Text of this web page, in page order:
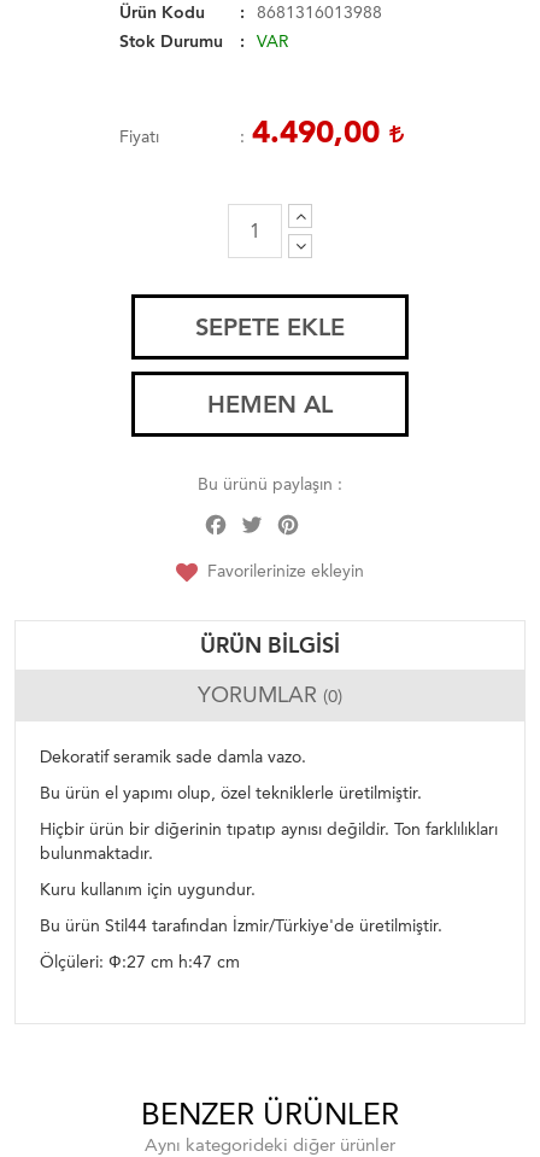
Ürün Kodu
8681316013988
Stok Durumu
VAR
Fiyatı 4.490,00
SEPETE EKLE
HEMEN AL
Bu ürünü paylaşın :
Facebook
Twitter
Favorilerinize ekleyin
ÜRÜN BILGISI
YORUMLAR (0)
Dekoratif seramik sade damla vazo.
Bu ürün el yapımı olup, özel tekniklerle üretilmiştir.
Hiçbir ürün bir diğerinin tıpatıp aynısı değildir. Ton farklılıkları
bulunmaktadır.
Kuru kullanım için uygundur.
Bu ürün Stil44 tarafından İzmir/Türkiye'de üretilmiştir.
Ölçüleri: Ф:27 cm h:47 cm
BENZER ÜRÜNLER
Aynı kategorideki diğer ürünler